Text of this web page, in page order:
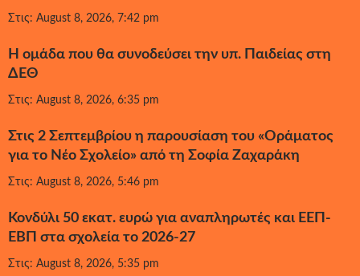
Στις: August 8, 2026, 7:42 pm
Η ομάδα που θα συνοδεύσει την υπ. Παιδείας στη
ΔΕΘ
Στις: August 8, 2026, 6:35 pm
Στις 2 Σεπτεμβρίου η παρουσίαση του «Οράματος
για το Νέο Σχολείο» από τη Σοφία Ζαχαράκη
Στις: August 8, 2026, 5:46 pm
Κονδύλι 50 εκατ. ευρώ για αναπληρωτές και ΕΕΠ-
ΕΒΠ στα σχολεία το 2026-27
Στις: August 8, 2026, 5:35 pm